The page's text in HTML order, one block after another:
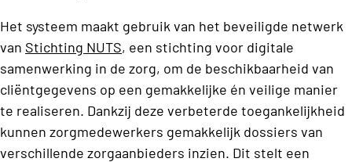
Het systeem maakt gebruik van het beveiligde netwerk
van Stichting NUTS, een stichting voor digitale
samenwerking in de zorg, om de beschikbaarheid van
cliëntgegevens op een gemakkelijke én veilige manier
te realiseren. Dankzij deze verbeterde toegankelijkheid
kunnen zorgmedewerkers gemakkelijk dossiers van
verschillende zorgaanbieders inzien. Dit stelt een